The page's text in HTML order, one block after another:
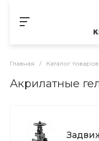
Главная / Каталог товаров
Акрилатные